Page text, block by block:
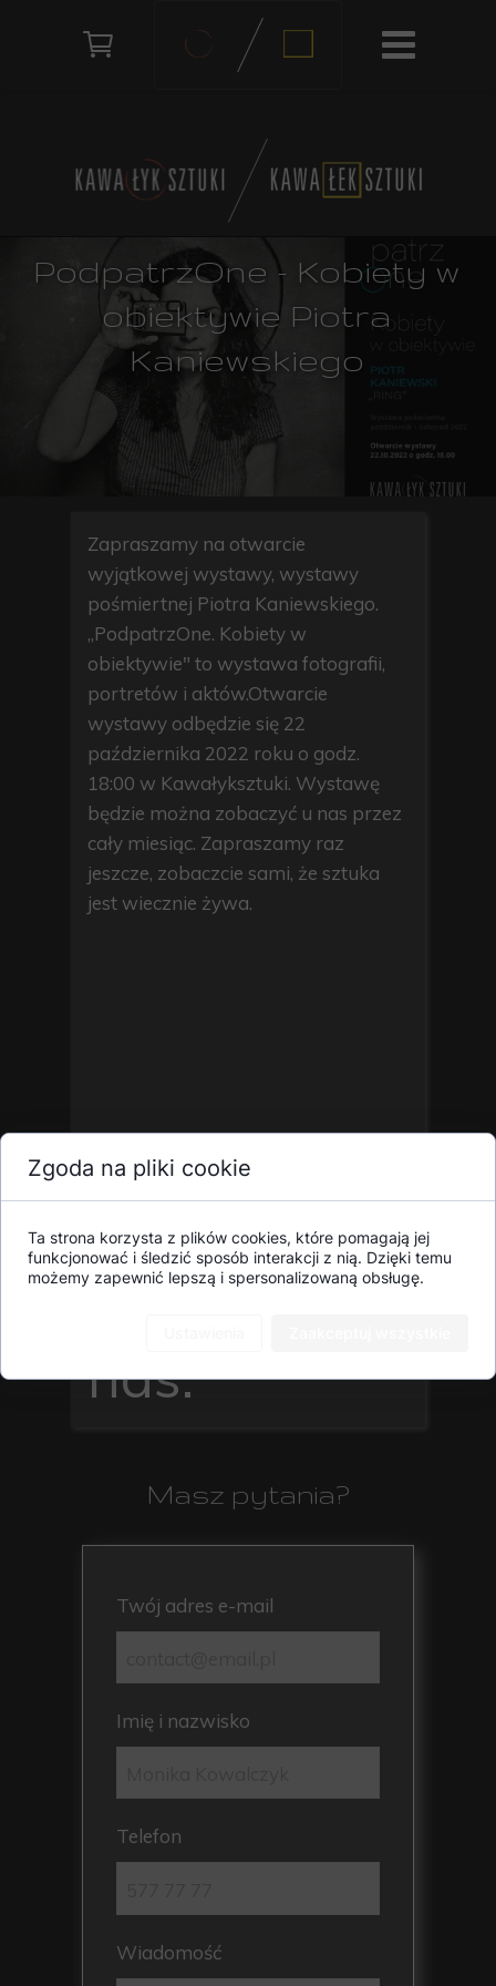
PodpatrzOne - Kobiety w
obiektywie Piotra
Kaniewskiego
Zapraszamy na otwarcie
wyjątkowej wystawy, wystawy
pośmiertnej Piotra Kaniewskiego.
,,PodpatrzOne. Kobiety w
obiektywie" to wystawa fotografii,
portretów i aktów.Otwarcie
wystawy odbędzie się 22
października 2022 roku o godz.
18:00 w Kawałyksztuki. Wystawę
będzie można zobaczyć u nas przez
cały miesiąc. Zapraszamy raz
jeszcze, zobaczcie sami, że sztuka
jest wiecznie żywa.
Napisz do
nas:
Twój adres e-mail
Imię i nazwisko
Telefon
Wiadomość
Masz pytania?
Zgoda na pliki cookie
Ta strona korzysta z plików cookies, które pomagają jej
funkcjonować i śledzić sposób interakcji z nią. Dzięki temu
możemy zapewnić lepszą i spersonalizowaną obsługę.